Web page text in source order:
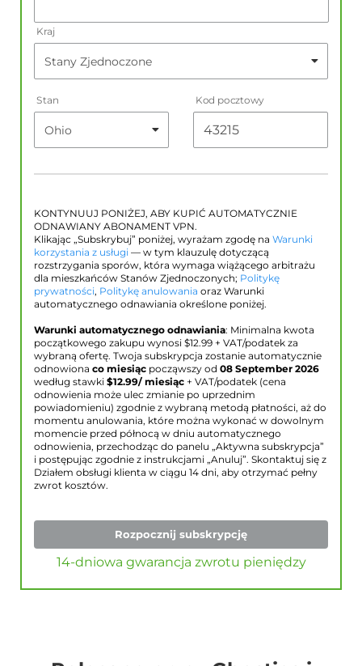
Kraj
Stan Kod pocztowy
KONTYNUUJ PONIŻEJ, ABY KUPIĆ AUTOMATYCZNIE
ODNAWIANY ABONAMENT VPN.
Klikając „Subskrybuj” poniżej, wyrażam zgodę na Warunki
korzystania z usługi — w tym klauzulę dotyczącą
rozstrzygania sporów, która wymaga wiążącego arbitrażu
dla mieszkańców Stanów Zjednoczonych; Politykę
prywatności, Politykę anulowania oraz Warunki
automatycznego odnawiania określone poniżej.
Warunki automatycznego odnawiania: Minimalna kwota
początkowego zakupu wynosi $12.99 + VAT/podatek za
wybraną ofertę. Twoja subskrypcja zostanie automatycznie
odnowiona co miesiąc począwszy od 08 September 2026
według stawki $12.99/ miesiąc + VAT/podatek (cena
odnowienia może ulec zmianie po uprzednim
powiadomieniu) zgodnie z wybraną metodą płatności, aż do
momentu anulowania, które można wykonać w dowolnym
momencie przed północą w dniu automatycznego
odnowienia, przechodząc do panelu „Aktywna subskrypcja”
i postępując zgodnie z instrukcjami „Anuluj”. Skontaktuj się z
Działem obsługi klienta w ciągu 14 dni, aby otrzymać pełny
zwrot kosztów.
Rozpocznij subskrypcję
14-dniowa gwarancja zwrotu pieniędzy